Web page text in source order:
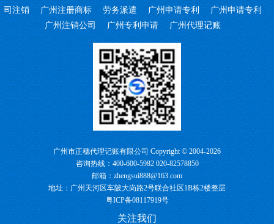
司注销
广州注册商标 劳务派遣 广州申请专利
广州申请专利
广州注销公司
广州专利申请 广州代理记账
广州市正穗代理记账有限公司 Copyright © 2004-2026
咨询热线：400-600-5982 020-82578850
邮箱：zhengsui888@163.com
地址：广州天河区车陂大岗路2号联合社区1B栋2楼整层
粤ICP备08117919号
关注我们